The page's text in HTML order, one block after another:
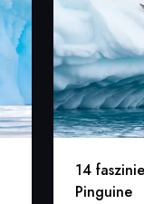
14
Pinguine